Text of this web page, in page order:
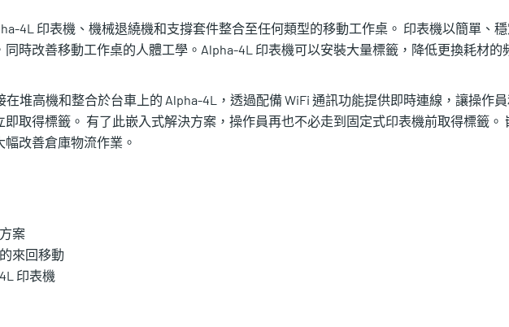
4L 印表機、機械退繞機和支撐套件整合至任何類型的移動工作桌。 印表機以簡單、
同時改善移動工作桌的人體工學。Alpha-4L 印表機可以安裝大量標籤，降低更換耗材的
在堆高機和整合於台車上的 Alpha-4L，透過配備 WiFi 通訊功能提供即時連線，讓操作
取得標籤。 有了此嵌入式解決方案，操作員再也不必走到固定式印表機前取得標籤。
改善倉庫物流作業。
案
來回移動
印表機